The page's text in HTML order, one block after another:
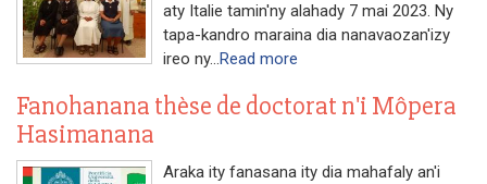
aty Italie tamin'ny alahady 7 mai 2023. Ny
tapa-kandro maraina dia nanavaozan'izy
ireo ny...Read more
Fanohanana thèse de doctorat n'i Môpera
Hasimanana
Araka ity fanasana ity dia mahafaly an'i